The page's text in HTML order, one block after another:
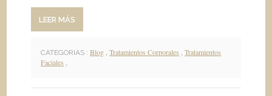
LEER MÁS
CATEGORIAS : Blog ,Tratamientos Corporales ,Tratamientos
Faciales